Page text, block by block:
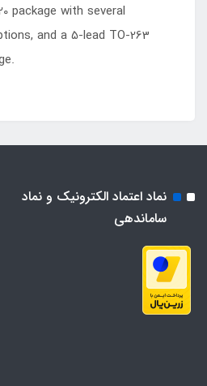
package with several
and a 5-lead TO-263
نماد اعتماد الکترونیک و نماد
ساماندهی